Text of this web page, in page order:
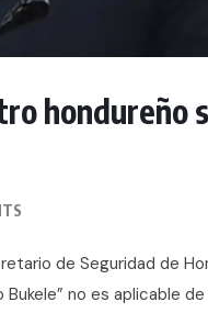
hondureño
de Seguridad de
no es aplicable